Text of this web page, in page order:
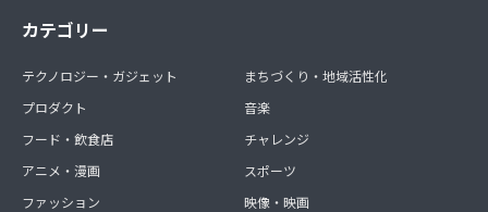
カテゴリー
テクノロジー・ガジェット
プロダクト
フード・飲食店
アニメ・漫画
ファッション
まちづくり・地域活性化
音楽
チャレンジ
スポーツ
映像・映画